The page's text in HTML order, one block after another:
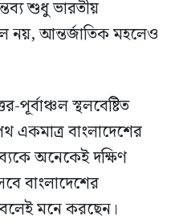
শুধু ভারতীয়
নয়, আন্তর্জাতিক মহলেও
স্থলবেষ্টিত
একমাত্র বাংলাদেশের
অনেকেই দক্ষিণ
বাংলাদেশের
মনে করছেন।